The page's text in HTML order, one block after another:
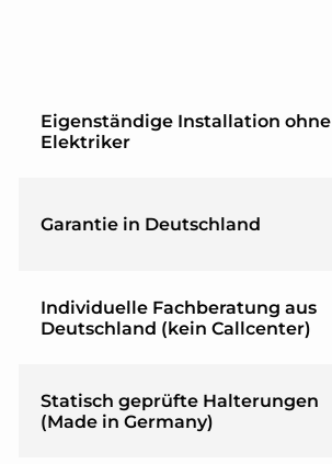
Eigenständige Installation ohne
Elektriker
Garantie in Deutschland
Individuelle Fachberatung aus
Deutschland (kein Callcenter)
Statisch geprüfte Halterungen
(Made in Germany)